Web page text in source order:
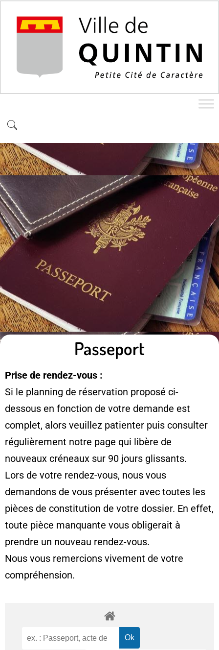
Passeport
Prise de rendez-vous :
Si le planning de réservation proposé ci-
dessous en fonction de votre demande est
complet, alors veuillez patienter puis consulter
régulièrement notre page qui libère de
nouveaux créneaux sur 90 jours glissants.
Lors de votre rendez-vous, nous vous
demandons de vous présenter avec toutes les
pièces de constitution de votre dossier. En effet,
toute pièce manquante vous obligerait à
prendre un nouveau rendez-vous.
Nous vous remercions vivement de votre
compréhension.